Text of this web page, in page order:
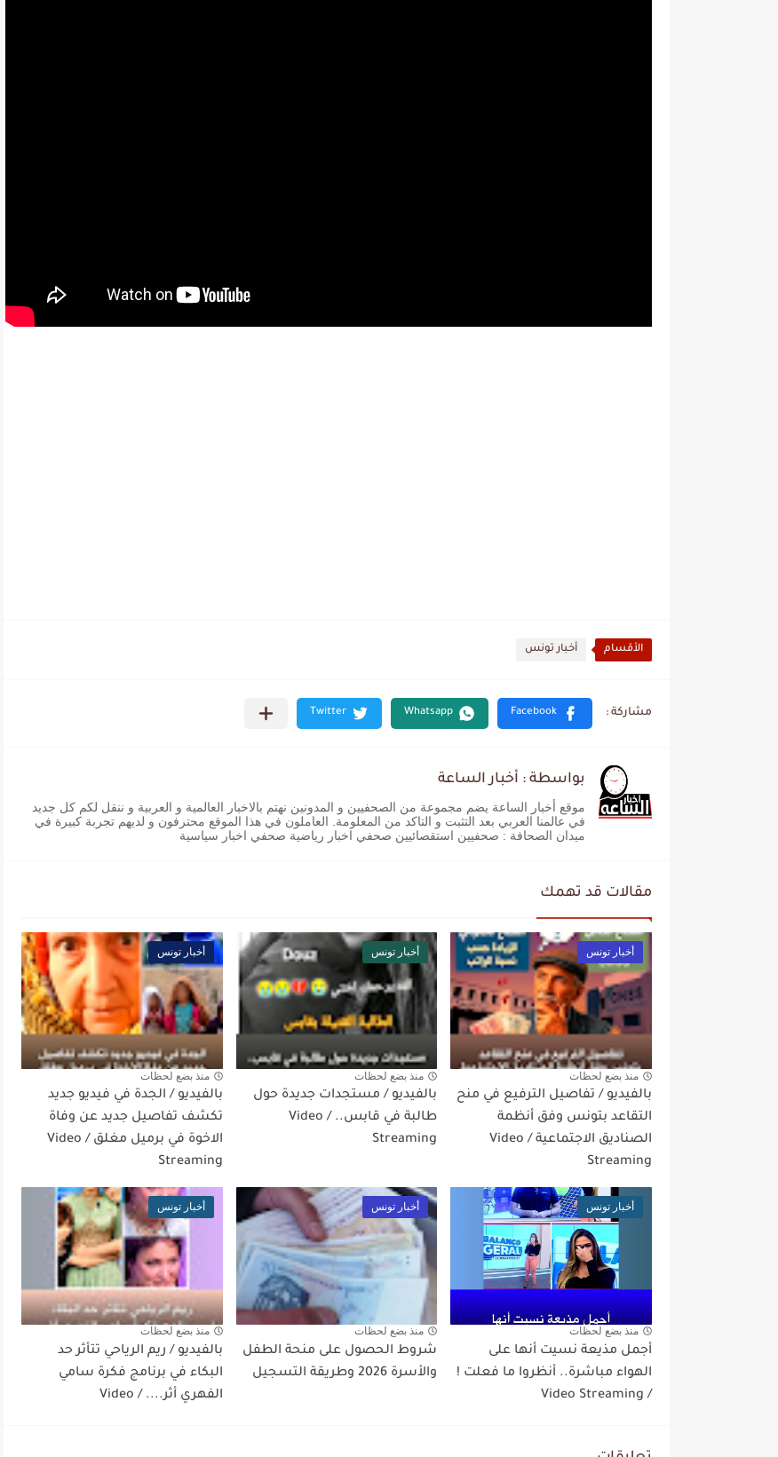
الأقسام أخبار تونس
بواسطة : أخبار الساعة
موقع أخبار الساعة يضم مجموعة من الصحفيين و المدونين نهتم بالاخبار العالمية و العربية و ننقل لكم كل جديد
في عالمنا العربي بعد التثبت و التاكد من المعلومة. العاملون في هذا الموقع محترفون و لديهم تجربة كبيرة في
ميدان الصحافة : صحفيين استقصائيين صحفي اخبار رياضية صحفي اخبار سياسية
مقالات قد تهمك
أخبار تونس
منذ بضع لحظات
بالفيديو / تفاصيل الترفيع في منح
التقاعد بتونس وفق أنظمة
الصناديق الاجتماعية / Video
Streaming
أخبار تونس
منذ بضع لحظات
بالفيديو / مستجدات جديدة حول
طالبة في قابس.. / Video
Streaming
أخبار تونس
منذ بضع لحظات
بالفيديو / الجدة في فيديو جديد
تكشف تفاصيل جديد عن وفاة
الاخوة في برميل مغلق / Video
Streaming
أخبار تونس
منذ بضع لحظات
أجمل مذيعة نسيت أنها على
الهواء مباشرة.. أنظروا ما فعلت !
/ Video Streaming
أخبار تونس
منذ بضع لحظات
شروط الحصول على منحة الطفل
والأسرة 2026 وطريقة التسجيل
أخبار تونس
منذ بضع لحظات
بالفيديو / ريم الرياحي تتأثر حد
البكاء في برنامج فكرة سامي
الفهري أثر.... / Video